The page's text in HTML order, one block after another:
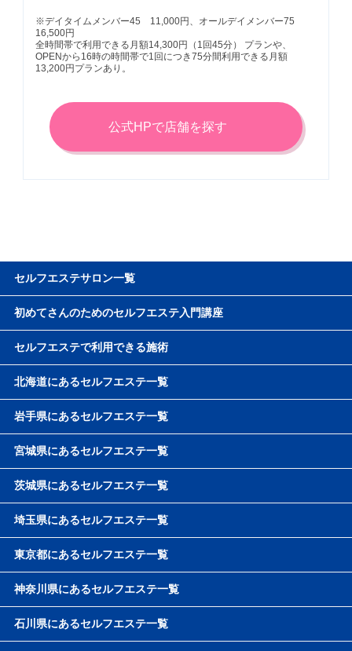
※デイタイムメンバー45 11,000円、オールデイメンバー75
16,500円
全時間帯で利用できる月額14,300円（1回45分） プランや、
OPENから16時の時間帯で1回につき75分間利用できる月額
13,200円プランあり。
公式HPで店舗を探す
セルフエステサロン一覧
初めてさんのためのセルフエステ入門講座
セルフエステで利用できる施術
北海道にあるセルフエステ一覧
岩手県にあるセルフエステ一覧
宮城県にあるセルフエステ一覧
茨城県にあるセルフエステ一覧
埼玉県にあるセルフエステ一覧
東京都にあるセルフエステ一覧
神奈川県にあるセルフエステ一覧
石川県にあるセルフエステ一覧